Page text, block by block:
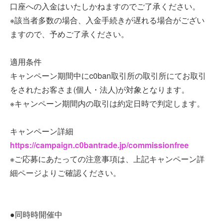
口座への入金はいたしかねますのでご了承ください。
※該当者多数の場合、入金手続きが遅れる場合がござい
ますので、予めご了承ください。
適用条件
キャンペーン期間中にc0ban取引所の取引所にてお取引
をされたお客さま(個人・法人)が対象となります。
※キャンペーン期間内の取引は約定日時で判定します。
キャンペーン詳細
https://campaign.c0bantrade.jp/commissionfree
※ご応募にあたっての注意事項は、上記キャンペーン詳
細ページよりご確認ください。
●同時時開催中